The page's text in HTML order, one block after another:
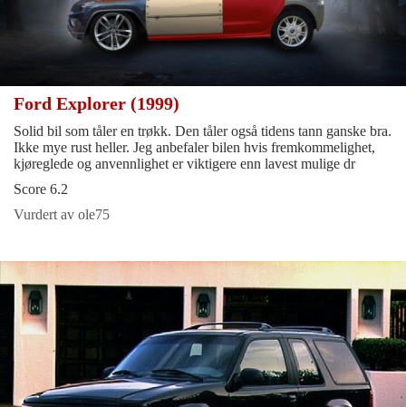
Ford Explorer (1999)
Solid bil som tåler en trøkk. Den tåler også tidens tann ganske bra.
Ikke mye rust heller. Jeg anbefaler bilen hvis fremkommelighet,
kjøreglede og anvennlighet er viktigere enn lavest mulige dr
Score 6.2
Vurdert av ole75